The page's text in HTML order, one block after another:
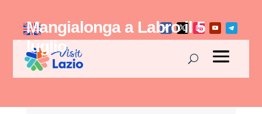
Mangialonga a Labro il 5
luglio